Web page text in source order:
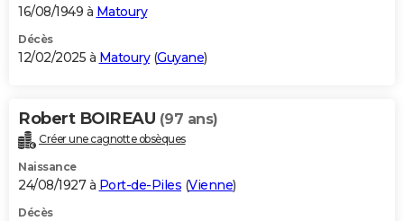
16/08/1949 à Matoury
Décès
12/02/2025 à Matoury(Guyane)
Robert BOIREAU (97 ans)
Créer une cagnotte obsèques
Naissance
24/08/1927 à Port-de-Piles (Vienne)
Décès